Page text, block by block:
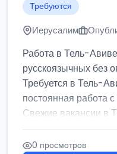
Требуются
Иерусалим
Работа в Тель-
русскоязычных без
Требуется в Тель-
постоянная работа
Свежие вакансии в
женщин от хозя...
0 просмотров